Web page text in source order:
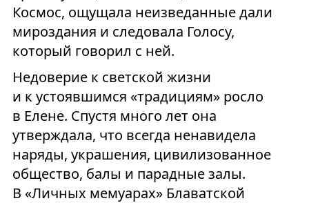
Космос, ощущала неизведанные дали
мироздания и следовала Голосу,
который говорил с ней.
Недоверие к светской жизни
и к устоявшимся «традициям» росло
в Елене. Спустя много лет она
утверждала, что всегда ненавидела
наряды, украшения, цивилизованное
общество, балы и парадные залы.
В «Личных мемуарах» Блаватской